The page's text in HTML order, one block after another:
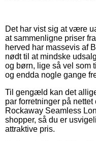
Det har vist sig at være
at sammenligne priser
herved har massevis af
nødt til at mindske
og børn, lige så vel som
og endda nogle gange
Til gengæld kan det
par forretninger på
Rockaway Seamless
shopper, så du er
attraktive pris.